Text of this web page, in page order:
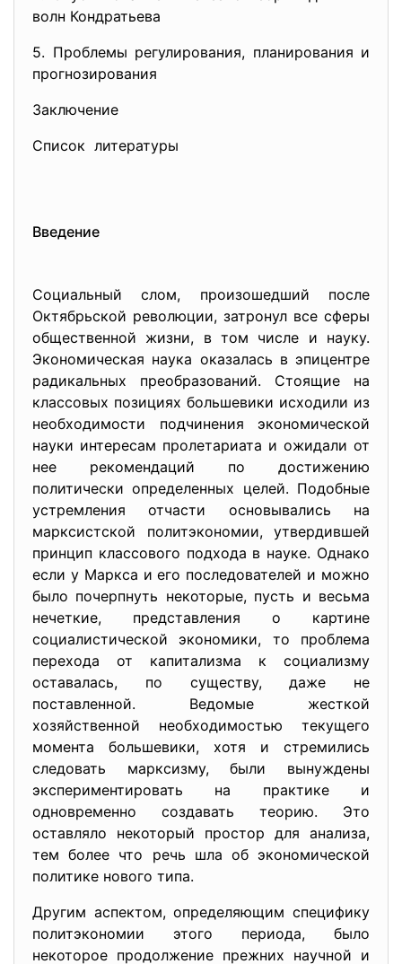
волн Кондратьева
5. Проблемы регулирования, планирования и
прогнозирования
Заключение
Список литературы
Введение
Социальный слом, произошедший после
Октябрьской революции, затронул все сферы
общественной жизни, в том числе и науку.
Экономическая наука оказалась в эпицентре
радикальных преобразований. Стоящие на
классовых позициях большевики исходили из
необходимости подчинения экономической
науки интересам пролетариата и ожидали от
нее рекомендаций по достижению
политически определенных целей. Подобные
устремления отчасти основывались на
марксистской политэкономии, утвердившей
принцип классового подхода в науке. Однако
если у Маркса и его последователей и можно
было почерпнуть некоторые, пусть и весьма
нечеткие, представления о картине
социалистической экономики, то проблема
перехода от капитализма к социализму
оставалась, по существу, даже не
поставленной. Ведомые жесткой
хозяйственной необходимостью текущего
момента большевики, хотя и стремились
следовать марксизму, были вынуждены
экспериментировать на практике и
одновременно создавать теорию. Это
оставляло некоторый простор для анализа,
тем более что речь шла об экономической
политике нового типа.
Другим аспектом, определяющим специфику
политэкономии этого периода, было
некоторое продолжение прежних научной и